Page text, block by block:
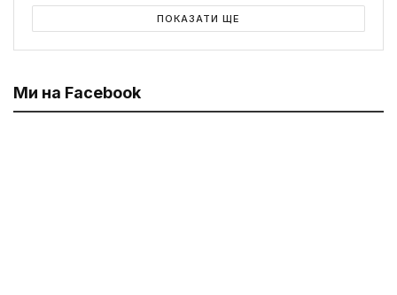
ПОКАЗАТИ ЩЕ
Ми на Facebook